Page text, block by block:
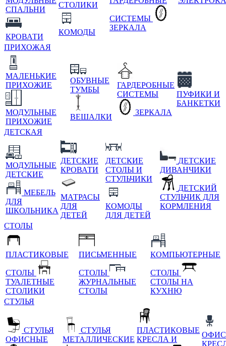
СПАЛЬНИ
КРОВАТИ
СТОЛИКИ
КОМОДЫ
СИСТЕМЫ
ЗЕРКАЛА
ПРИХОЖАЯ
МАЛЕНЬКИЕ
ПРИХОЖИЕ
МОДУЛЬНЫЕ
ПРИХОЖИЕ
ОБУВНЫЕ
ТУМБЫ
ВЕШАЛКИ
ГАРДЕРОБНЫЕ
СИСТЕМЫ
ЗЕРКАЛА
ПУФИКИ И
БАНКЕТКИ
ДЕТСКАЯ
МОДУЛЬНЫЕ
ДЕТСКИЕ
МЕБЕЛЬ
ДЛЯ
ШКОЛЬНИКА
ДЕТСКИЕ
КРОВАТИ
МАТРАСЫ
ДЛЯ
ДЕТЕЙ
ДЕТСКИЕ
СТОЛЫ И
СТУЛЬЧИКИ
КОМОДЫ
ДЛЯ ДЕТЕЙ
ДЕТСКИЕ
ДИВАНЧИКИ
ДЕТСКИЙ
СТУЛЬЧИК ДЛЯ
КОРМЛЕНИЯ
СТОЛЫ
ПЛАСТИКОВЫЕ
СТОЛЫ
ТУАЛЕТНЫЕ
СТОЛИКИ
ПИСЬМЕННЫЕ
СТОЛЫ
ЖУРНАЛЬНЫЕ
СТОЛЫ
КОМПЬЮТЕРНЫЕ
СТОЛЫ
СТОЛЫ НА
КУХНЮ
СТУЛЬЯ
СТУЛЬЯ
ОФИСНЫЕ
СТУЛЬЯ
МЕТАЛЛИЧЕСКИЕ
ПЛАСТИКОВЫЕ
КРЕСЛА И